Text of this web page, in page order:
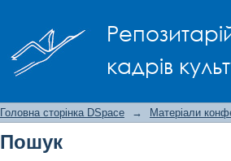
кадрів
Головна сторінка DSpace → Матеріали
Пошук